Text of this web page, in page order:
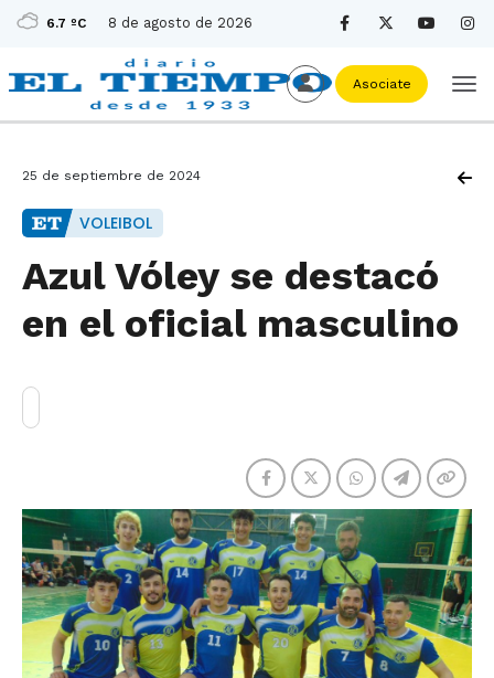
6.7 ºC 8 de agosto de 2026
Asociate
25 de septiembre de 2024
VOLEIBOL
Azul Vóley se destacó
en el oficial masculino